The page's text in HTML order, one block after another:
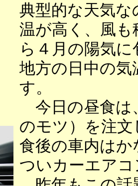
典型的な天気
温が高く、風
ら４月の陽気
地方の日中の
す。
今日の昼食は
のモツ）を注
食後の車内は
ついカーエア